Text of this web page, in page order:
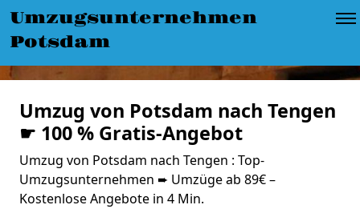
Umzugsunternehmen
Potsdam
Umzug von Potsdam nach Tengen
☛ 100 % Gratis-Angebot
Umzug von Potsdam nach Tengen : Top-
Umzugsunternehmen ➨ Umzüge ab 89€ –
Kostenlose Angebote in 4 Min.